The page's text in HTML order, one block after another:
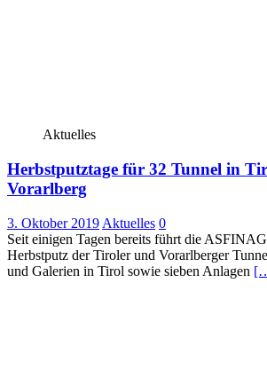
Aktuelles
Herbstputztage für 32 Tunnel in
Vorarlberg
3. Oktober 2019 Aktuelles 0
Seit einigen Tagen bereits führt die
Herbstputz der Tiroler und Vorarlberger
und Galerien in Tirol sowie sieben Anlagen